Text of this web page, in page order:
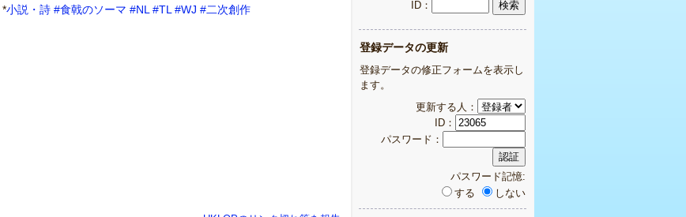
*小説・詩 #食戟のソーマ #NL #TL #WJ #二次創作
ID：
登録データの更新
登録データの修正フォームを表示し
ます。
更新する人：
ID：
パスワード：
パスワード記憶:
する
しない